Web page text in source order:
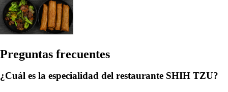
Preguntas frecuentes
¿Cuál es la especialidad del restaurante SHIH TZU?